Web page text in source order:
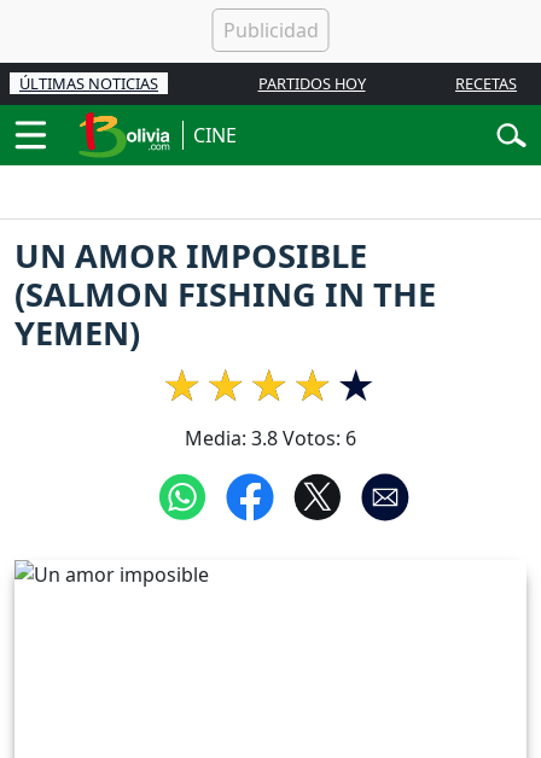
ÚLTIMAS NOTICIAS PARTIDOS HOY RECETAS
CINE
UN AMOR IMPOSIBLE
(SALMON FISHING IN THE
YEMEN)
Media: 3.8Votos: 6